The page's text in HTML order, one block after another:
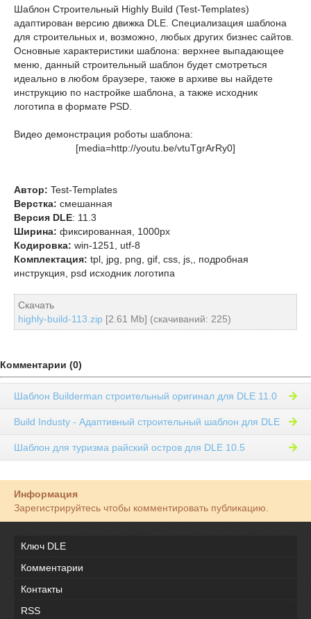
Шаблон Строительный Highly Build (Test-Templates)
адаптирован версию движка DLE. Специализация шаблона
для строительных и, возможно, любых других бизнес сайтов.
Основные характеристики шаблона: верхнее выпадающее
меню, данный строительный шаблон будет смотреться
идеально в любом браузере, также в архиве вы найдете
инструкцию по настройке шаблона, а также исходник
логотипа в формате PSD.
Видео демонстрация роботы шаблона:
[media=http://youtu.be/vtuTgrArRy0]
Автор: Test-Templates
Верстка: смешанная
Версия DLE: 11.3
Ширина: фиксированная, 1000px
Кодировка: win-1251, utf-8
Комплектация: tpl, jpg, png, gif, css, js,, подробная
инструкция, psd исходник логотипа
Скачать
highly-build-113.zip [2.61 Mb] (cкачиваний: 225)
Комментарии (0)
Шаблон Builderman строительный оригинал для DLE 11.0
Build Industy - Адаптивный строительный шаблон для DLE
Шаблон для туризма райский остров для DLE 10.5
Информация
Зарегистрируйтесь чтобы комментировать публикацию.
Ключ DLE
Комментарии
Контакты
RSS